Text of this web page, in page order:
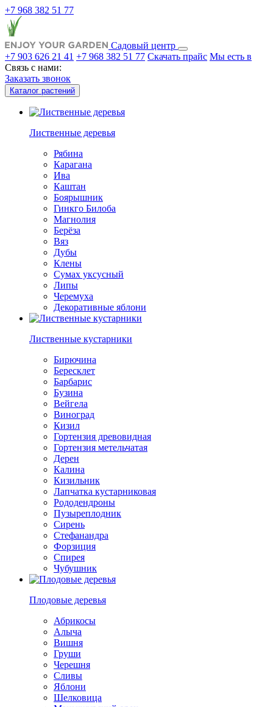
+7 968 382 51 77
Садовый центр
+7 903 626 21 41 +7 968 382 51 77 Скачать прайс Мы есть в
Связь с нами:
Заказать звонок
Каталог растений
Лиственные деревья
Рябина
Карагана
Ива
Каштан
Боярышник
Гинкго Билоба
Магнолия
Берёза
Вяз
Дубы
Клены
Сумах уксусный
Липы
Черемуха
Декоративные яблони
Лиственные кустарники
Бирючина
Бересклет
Барбарис
Бузина
Вейгела
Виноград
Кизил
Гортензия древовидная
Гортензия метельчатая
Дерен
Калина
Кизильник
Лапчатка кустарниковая
Рододендроны
Пузыреплодник
Сирень
Стефанандра
Форзиция
Спирея
Чубушник
Плодовые деревья
Абрикосы
Алыча
Вишня
Груши
Черешня
Сливы
Яблони
Шелковица